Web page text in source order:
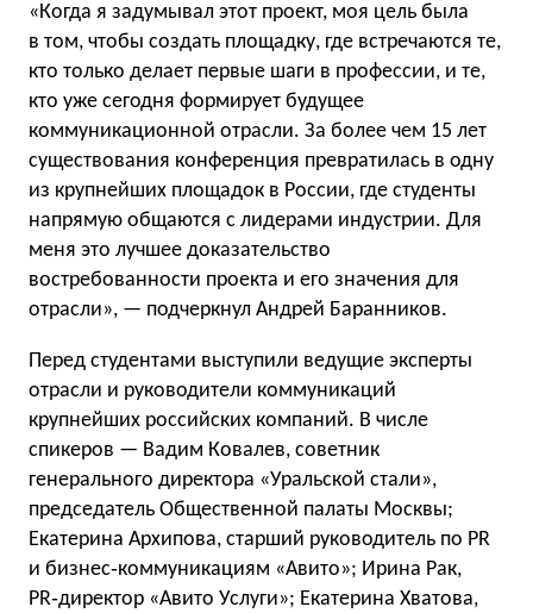
«Когда я задумывал этот проект, моя цель была
в том, чтобы создать площадку, где встречаются те,
кто только делает первые шаги в профессии, и те,
кто уже сегодня формирует будущее
коммуникационной отрасли. За более чем 15 лет
существования конференция превратилась в одну
из крупнейших площадок в России, где студенты
напрямую общаются с лидерами индустрии. Для
меня это лучшее доказательство
востребованности проекта и его значения для
отрасли», — подчеркнул Андрей Баранников.
Перед студентами выступили ведущие эксперты
отрасли и руководители коммуникаций
крупнейших российских компаний. В числе
спикеров — Вадим Ковалев, советник
генерального директора «Уральской стали»,
председатель Общественной палаты Москвы;
Екатерина Архипова, старший руководитель по PR
и бизнес‑коммуникациям «Авито»; Ирина Рак,
PR‑директор «Авито Услуги»; Екатерина Хватова,